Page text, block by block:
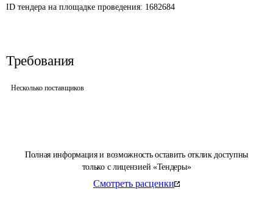
Полная информация и возможность оставить отклик доступны
только с лицензией «Тендеры»
Смотреть расценки
ID тендера на площадке проведения: 1682684
Требования
Несколько поставщиков